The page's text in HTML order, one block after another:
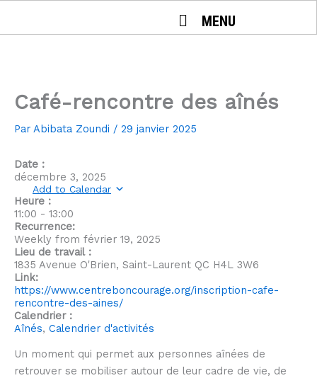
MENU
Café-rencontre des aînés
Par Abibata Zoundi / 29 janvier 2025
Date :
décembre 3, 2025
Add to Calendar
Heure :
11:00 - 13:00
Recurrence:
Weekly from février 19, 2025
Lieu de travail :
1835 Avenue O'Brien, Saint-Laurent QC H4L 3W6
Link:
https://www.centreboncourage.org/inscription-cafe-
rencontre-des-aines/
Calendrier :
Aînés, Calendrier d'activités
Un moment qui permet aux personnes aînées de
retrouver se mobiliser autour de leur cadre de vie, de